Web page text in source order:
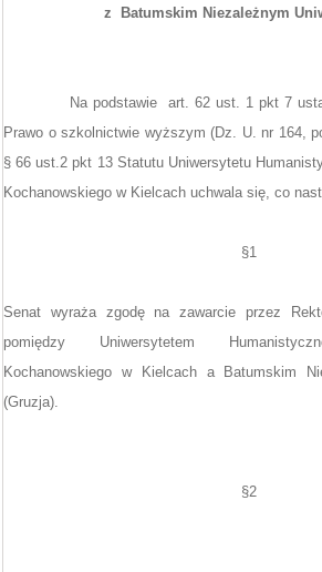
z
Batumskim Niezależnym
Na podstawie art. 62 ust. 1 pkt 7
Prawo o szkolnictwie wyższym (Dz. U. nr 164,
§ 66 ust.2 pkt 13 Statutu Uniwersytetu
Kochanowskiego w Kielcach uchwala się, co
§1
Senat wyraża zgodę na zawarcie przez
pomiędzy Uniwersytetem
Kochanowskiego w Kielcach a Batumskim
(Gruzja).
§2